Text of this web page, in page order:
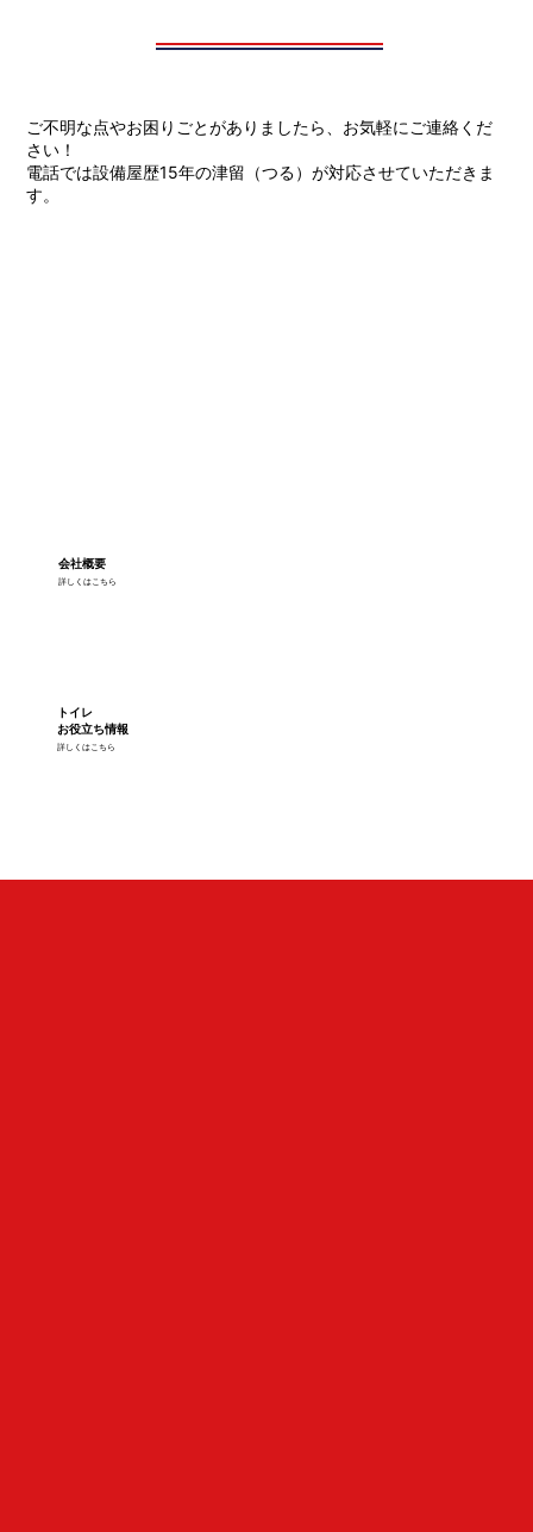
ご不明な点やお困りごとがありましたら、お気軽にご連絡くだ
さい！
電話では設備屋歴15年の津留（つる）が対応させていただきま
す。
詳しくはこちら
会社概要
詳しくはこちら
トイレ
お役立ち情報